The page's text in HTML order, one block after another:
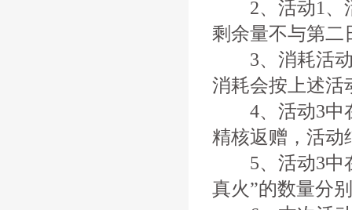
2、活动1、活
剩余量不与第二
3、消耗活动
消耗会按上述活
4、活动3中在
精核返赠，活动
5、活动3中在
真火”的数量分